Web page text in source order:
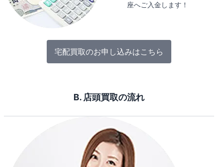
座へご入金します！
宅配買取のお申し込みはこちら
B. 店頭買取の流れ